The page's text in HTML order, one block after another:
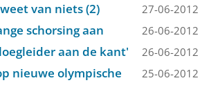
van niets (2) 27-06-2012
schorsing aan 26-06-2012
aan de kant' 26-06-2012
nieuwe olympische
25-06-2012